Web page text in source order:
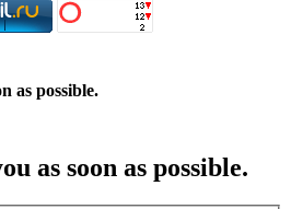
as possible.
as soon as possible.